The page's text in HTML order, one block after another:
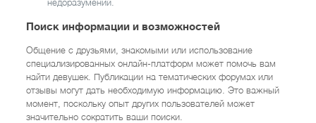
Поиск информации и возможностей
Общение с друзьями, знакомыми или использование
специализированных онлайн-платформ может помочь вам
найти девушек. Публикации на тематических форумах или
отзывы могут дать необходимую информацию. Это важный
момент, поскольку опыт других пользователей может
значительно сократить ваши поиски.